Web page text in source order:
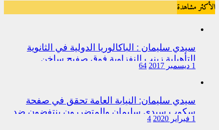
الأكثر مشاهدة
سيدي سليمان : الباكالوريا الدولية في الثانوية
التأهيلية زينب النفزاوية فوق صفيح ساخن
1 ديسمبر 2017 64
سيدي سليمان: النيابة العامة تحقق في صفحة
سكوب سيدي سليمان والمتضررون ينتفضون ضد
المتورطين من رجال الشرطة
1 فبراير 2020 4